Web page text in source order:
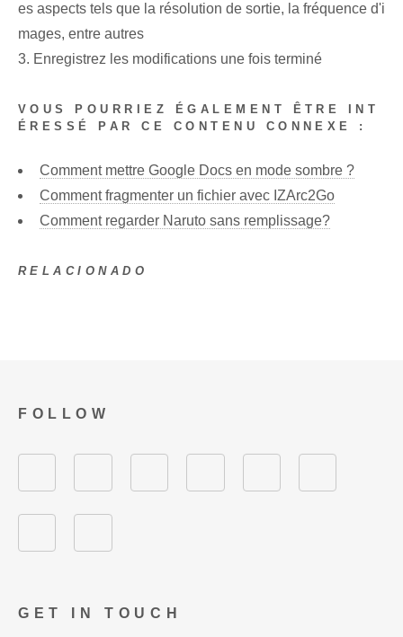
es aspects tels que la résolution de sortie, la fréquence d'i
mages, entre autres
3. Enregistrez les modifications une fois terminé
VOUS POURRIEZ ÉGALEMENT ÊTRE INT
ÉRESSÉ PAR CE CONTENU CONNEXE :
Comment mettre Google Docs en mode sombre ?
Comment fragmenter un fichier avec IZArc2Go
Comment regarder Naruto sans remplissage?
RELACIONADO
GET IN TOUCH
FOLLOW